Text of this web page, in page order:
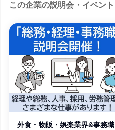
この企業の説明会・イベント
外食・物販・娯楽業界&事務職